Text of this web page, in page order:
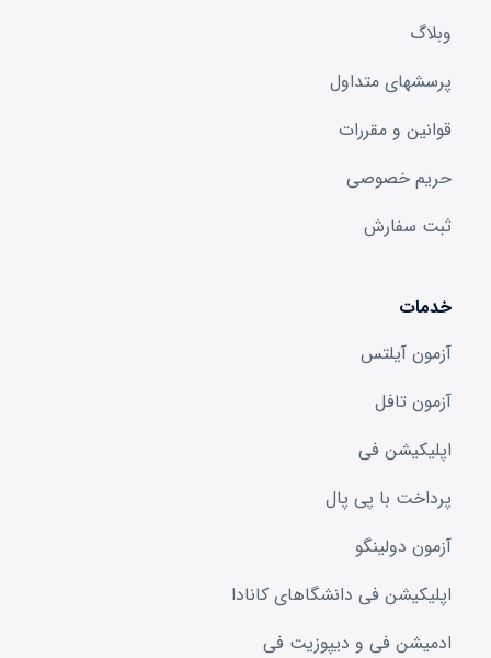
وبلاگ
پرسشهای متداول
قوانین و مقررات
حریم خصوصی
ثبت سفارش
خدمات
آزمون آیلتس
آزمون تافل
اپلیکیشن فی
پرداخت با پی پال
آزمون دولینگو
اپلیکیشن فی دانشگا‌های کانادا
ادمیشن فی و دیپوزیت فی